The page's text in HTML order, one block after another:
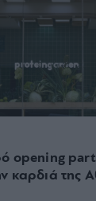
opening
καρδιά της